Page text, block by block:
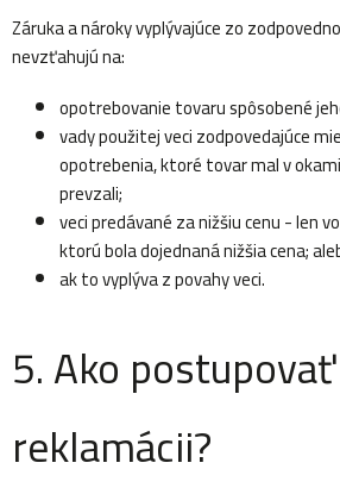
Záruka a nároky vyplývajúce zo
nevzťahujú na:
opotrebovanie tovaru spôsobené
vady použitej veci zodpovedajúce
opotrebenia, ktoré tovar mal v
prevzali;
veci predávané za nižšiu cenu - len
ktorú bola dojednaná nižšia cena;
ak to vyplýva z povahy veci.
5. Ako
reklamácii?